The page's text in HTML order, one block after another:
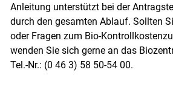
Skip to main
Anleitung unterstützt bei der
durch den gesamten Ablauf. Sollten
oder Fragen zum Bio-
wenden Sie sich gerne an das
Tel.-Nr.: (0 46 3) 58 50-54 00.